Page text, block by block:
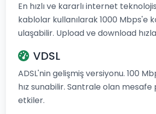
En hızlı ve kararlı internet
kablolar kullanılarak 1000 Mbps'e
ulaşabilir. Upload ve download
VDSL
ADSL'nin gelişmiş versiyonu. 100
hız sunabilir. Santrale olan
etkiler.